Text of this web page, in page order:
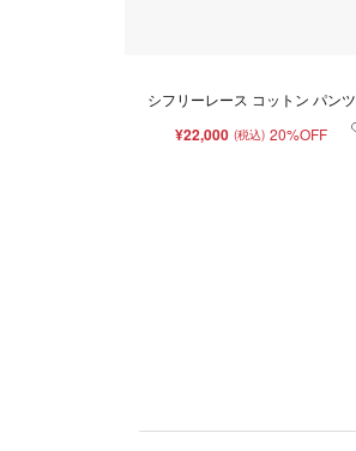
シフリーレース コットン パンツ
¥22,000 (税込) 20%OFF